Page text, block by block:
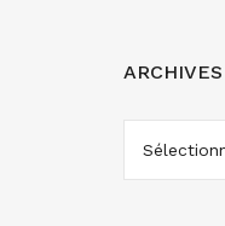
ARCHIVES
ARCHIVES